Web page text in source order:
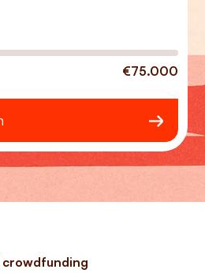
€75.000